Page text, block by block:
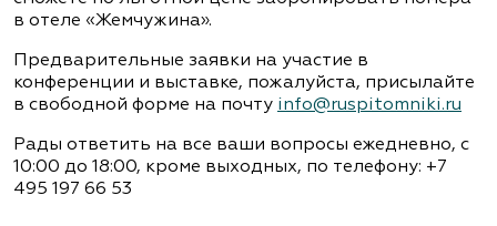
в отеле «Жемчужина».
Предварительные заявки на участие в
конференции и выставке, пожалуйста, присылайте
в свободной форме на почту info@ruspitomniki.ru
Рады ответить на все ваши вопросы ежедневно, с
10:00 до 18:00, кроме выходных, по телефону: +7
495 197 66 53